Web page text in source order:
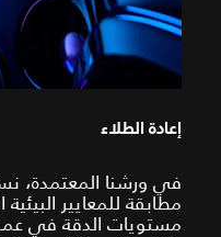
إعادة الطلاء
في ورشنا المعتمدة،
مطابقة للمعايير البيئية
مستويات الدقة في